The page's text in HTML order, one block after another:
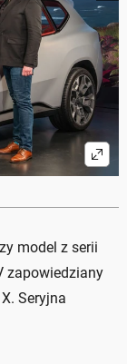
model z serii
zapowiedziany
Seryjna